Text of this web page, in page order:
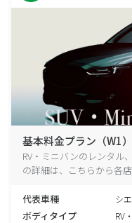
基本料金プラン（W1）
RV・ミニバンのレンタル
の詳細は、こちらから各
代表車種 シ
ボディタイプ RV